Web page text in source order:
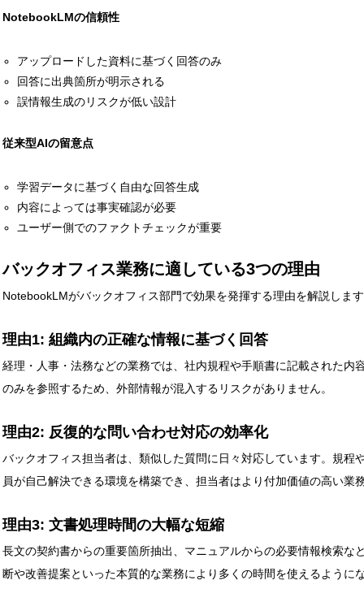
NotebookLMの信頼性
アップロードした資料に基づく回答のみ
回答に出典箇所が明示される
誤情報生成のリスクが低い設計
従来型AIの留意点
学習データに基づく自由な回答生成
内容によっては事実確認が必要
ユーザー側でのファクトチェックが重要
バックオフィス業務に適している3つの理由
NotebookLMがバックオフィス部門で効果を発揮する理由を解説しま
理由1: 組織内の正確な情報に基づく回答
経理・人事・法務などの業務では、社内規程や手順書に記載された
のみを参照するため、外部情報が混入するリスクがありません。
理由2: 反復的な問い合わせ対応の効率化
バックオフィス担当者は、類似した質問に日々対応しています。規
員が自己解決できる環境を構築でき、担当者はより付加価値の高い業
理由3: 文書処理時間の大幅な短縮
長文の契約書からの重要箇所抽出、マニュアルからの必要情報検索
断や改善提案といった本質的な業務により多くの時間を使えるように